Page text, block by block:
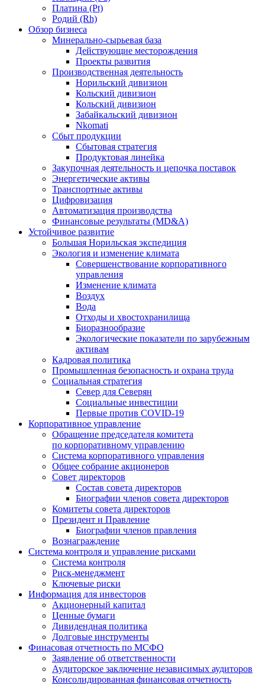
Платина (Pt)
Родий (Rh)
Обзор бизнеса
Минерально-сырьевая база
Действующие месторождения
Проекты развития
Производственная деятельность
Норильский дивизион
Кольский дивизион
Кольский дивизион
Забайкальский дивизион
Nkomati
Сбыт продукции
Сбытовая стратегия
Продуктовая линейка
Закупочная деятельность и цепочка поставок
Энергетические активы
Транспортные активы
Цифровизация
Автоматизация производства
Финансовые результаты (MD&A)
Устойчивое развитие
Большая Норильская экспедиция
Экология и изменение климата
Совершенствование корпоративного
управления
Изменение климата
Воздух
Вода
Отходы и хвостохранилища
Биоразнообразие
Экологические показатели по зарубежным
активам
Кадровая политика
Промышленная безопасность и охрана труда
Социальная стратегия
Север для Северян
Социальные инвестиции
Первые против COVID‑19
Корпоративное управление
Обращение председателя комитета
по корпоративному управлению
Система корпоративного управления
Общее собрание акционеров
Совет директоров
Состав совета директоров
Биографии членов совета директоров
Комитеты совета директоров
Президент и Правление
Биографии членов правления
Вознаграждение
Система контроля и управление рисками
Система контроля
Риск-менеджмент
Ключевые риски
Информация для инвесторов
Акционерный капитал
Ценные бумаги
Дивидендная политика
Долговые инструменты
Финасовая отчетность по МСФО
Заявление об ответственности
Аудиторское заключение независимых аудиторов
Консолидированная финансовая отчетность